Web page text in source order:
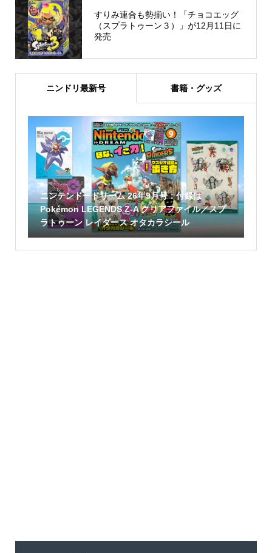
すりみ連合も勢揃い！「チョコエッグ
（スプラトゥーン３）」が12月11日に
発売
ニンドリ最新号 書籍・グッズ
ニンテンドードリーム 26年9月号：付録は
Pokémon LEGENDS Z-A クリアファイル／スプ
ラトゥーン レイダース オタカラシール